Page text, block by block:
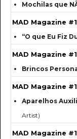
Mochilas que
MAD Magazine
“O que Eu Fiz
MAD Magazine
Brincos
MAD Magazine
Aparelhos
Artist)
MAD Magazine